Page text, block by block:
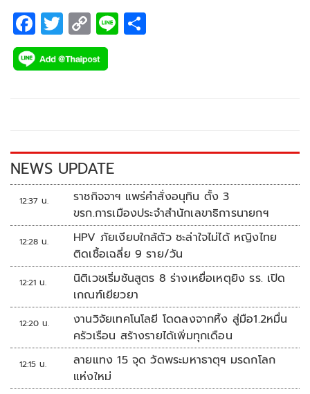
F
ac
e
k
T
wi
tt
C
o
p
k
Li
NEWS UPDATE
12:37 น.
ราชกิจจาฯ แพร่คำสั่งอนุทิน ตั้ง 3
ขรก.การเมืองประจำสำนักเลขาธิการนายกฯ
12:28 น.
HPV ภัยเงียบใกล้ตัว ชะล่าใจไม่ได้ หญิงไทย
ติดเชื้อเฉลี่ย 9 ราย/วัน
12:21 น.
นิติเวชเริ่มชันสูตร 8 ร่างเหยื่อเหตุยิง รร. เปิด
เกณฑ์เยียวยา
12:20 น.
งานวิจัยเทคโนโลยี โดดลงจากหิ้ง สู่มือ1.2หมื่น
ครัวเรือน สร้างรายได้เพิ่มทุกเดือน
12:15 น.
ลายแทง 15 จุด วัดพระมหาธาตุฯ มรดกโลก
แห่งใหม่